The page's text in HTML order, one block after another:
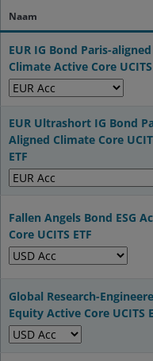
Naam
EUR IG Bond Paris-aligned
Climate Active Core UCITS
EUR Ultrashort IG Bond
Aligned Climate Core
ETF
Fallen Angels Bond ESG
Core UCITS ETF
Global Research-
Equity Active Core UCITS